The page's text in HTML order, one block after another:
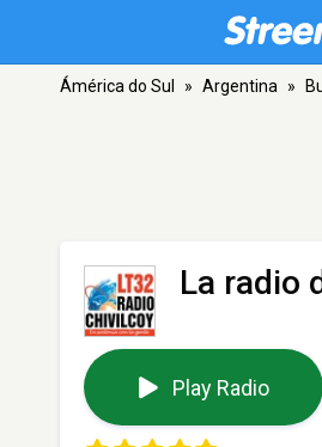
Ámérica do Sul » Argentina »
La radio
Play Radio